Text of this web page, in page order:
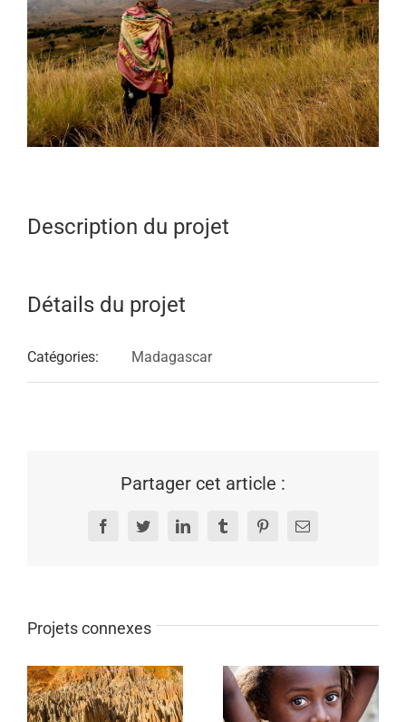
Description du projet
Détails du projet
Catégories: Madagascar
Partager cet article :
FacebookTwitterLinkedInTumblrPinterestEmail
Projets connexes